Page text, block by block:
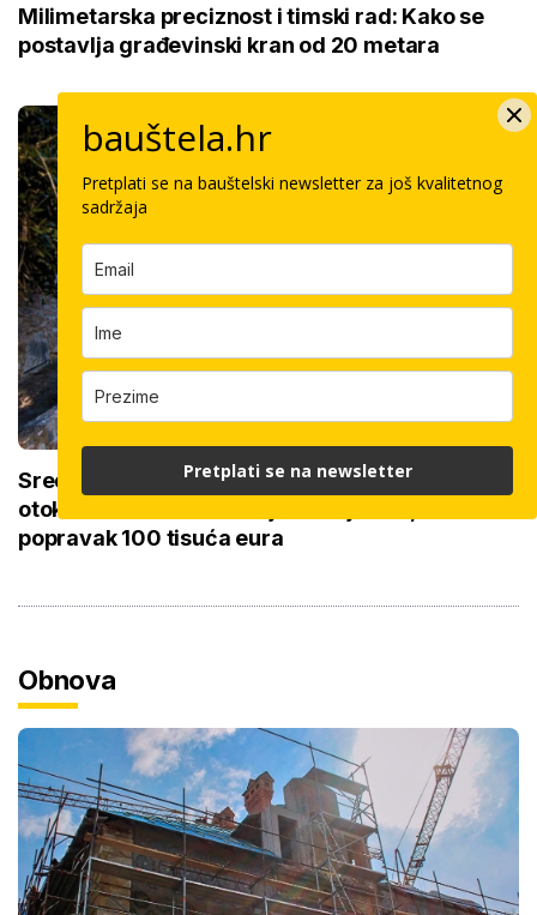
Milimetarska preciznost i timski rad: Kako se
postavlja građevinski kran od 20 metara
Srednjovjekovnu crkvicu na najudaljenijem
otoku uništava voda: Najkritičniji krov,
popravak 100 tisuća eura
Obnova
bauštela.hr
Pretplati se na bauštelski newsletter za još kvalitetnog
sadržaja
Pretplati se na newsletter